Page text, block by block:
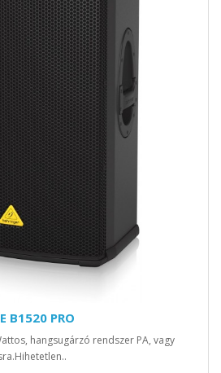
B1520 PRO
hangsugárzó rendszer PA, vagy